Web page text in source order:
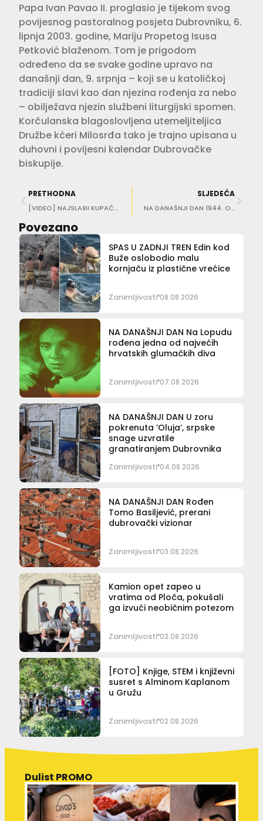
Papa Ivan Pavao II. proglasio je tijekom svog
povijesnog pastoralnog posjeta Dubrovniku, 6.
lipnja 2003. godine, Mariju Propetog Isusa
Petković blaženom. Tom je prigodom
određeno da se svake godine upravo na
današnji dan, 9. srpnja – koji se u katoličkoj
tradiciji slavi kao dan njezina rođenja za nebo
– obilježava njezin službeni liturgijski spomen.
Korčulanska blagoslovljena utemeljiteljica
Družbe kćeri Milosrđa tako je trajno upisana u
duhovni i povijesni kalendar Dubrovačke
biskupije.
PRETHODNA
[VIDEO] NAJSLAĐI KUPAČI LJETA Azilanti prvi put zaplivali u moru
SLJEDEĆA
NA DANAŠNJI DAN 1944. Odigrana zadnja predstava dramskog ansambla u Drugom svjetskom ratu
Povezano
SPAS U ZADNJI TREN Edin kod
Buže oslobodio malu
kornjaču iz plastične vrećice
Zanimljivosti 08.08.2026
NA DANAŠNJI DAN Na Lopudu
rođena jedna od najvećih
hrvatskih glumačkih diva
Zanimljivosti 07.08.2026
NA DANAŠNJI DAN U zoru
pokrenuta ‘Oluja’, srpske
snage uzvratile
granatiranjem Dubrovnika
Zanimljivosti 04.08.2026
NA DANAŠNJI DAN Rođen
Tomo Basiljević, prerani
dubrovački vizionar
Zanimljivosti 03.08.2026
Kamion opet zapeo u
vratima od Ploča, pokušali
ga izvući neobičnim potezom
Zanimljivosti 03.08.2026
[FOTO] Knjige, STEM i književni
susret s Alminom Kaplanom
u Gružu
Zanimljivosti 02.08.2026
Dulist PROMO